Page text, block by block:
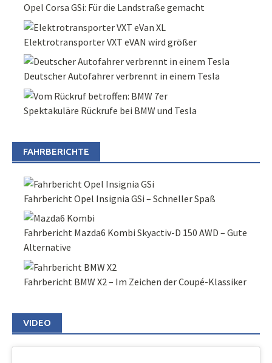
Opel Corsa GSi: Für die Landstraße gemacht
Elektrotransporter VXT eVAN wird größer
Deutscher Autofahrer verbrennt in einem Tesla
Spektakuläre Rückrufe bei BMW und Tesla
FAHRBERICHTE
Fahrbericht Opel Insignia GSi – Schneller Spaß
Fahrbericht Mazda6 Kombi Skyactiv-D 150 AWD – Gute
Alternative
Fahrbericht BMW X2 – Im Zeichen der Coupé-Klassiker
VIDEO